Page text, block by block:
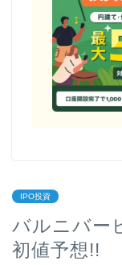
IPO投資
バルニバー
初値予想!!